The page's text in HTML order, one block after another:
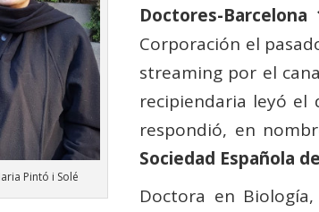
Pintó i Solé
Doctores-Barcelona
Corporación el
streaming por el
recipiendaria leyó el
respondió, en
Sociedad Española
Doctora en Biología,